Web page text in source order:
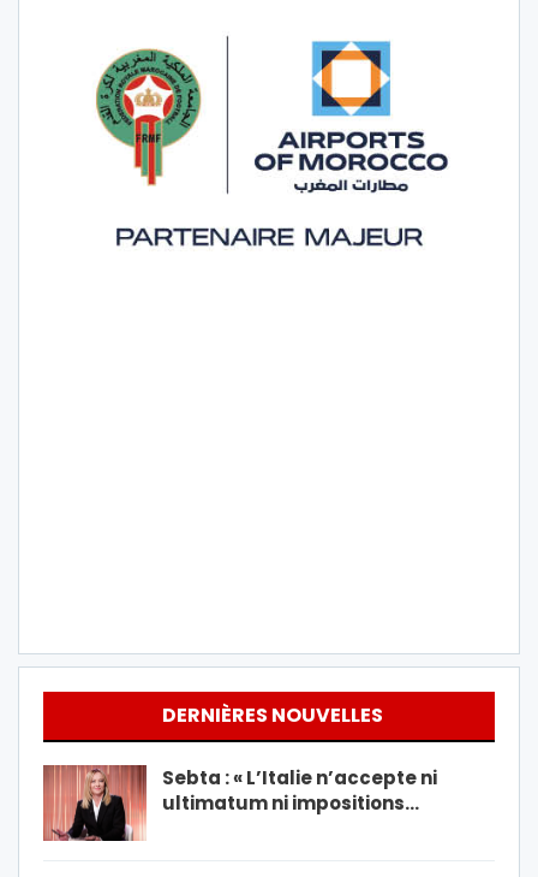
DERNIÈRES NOUVELLES
Sebta : « L’Italie n’accepte ni
ultimatum ni impositions…